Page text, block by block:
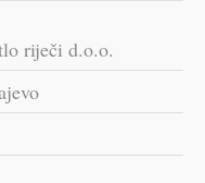
riječi d.o.o.